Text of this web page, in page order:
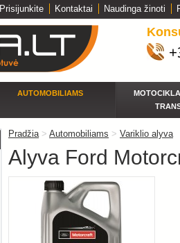
Prisijunkite Kontaktai Naudinga žinoti
AUTOMOBILIAMS
Pradžia> Automobiliams > Variklio alyva
Alyva Ford